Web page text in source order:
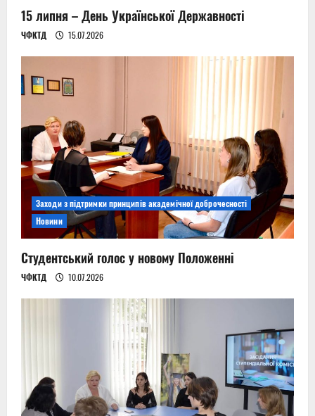
15 липня – День Української Державності
ЧФКТД 15.07.2026
Заходи з підтримки принципів академічної доброчесності
Новини
Студентський голос у новому Положенні
ЧФКТД 10.07.2026